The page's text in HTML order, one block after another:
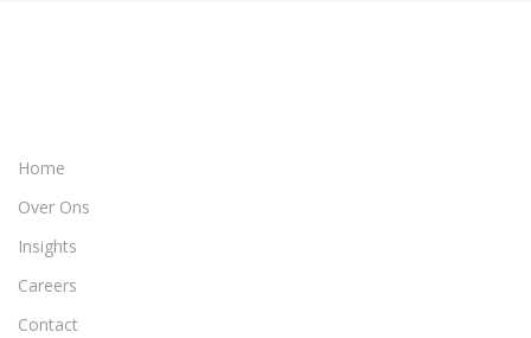
Home
Over Ons
Insights
Careers
Contact